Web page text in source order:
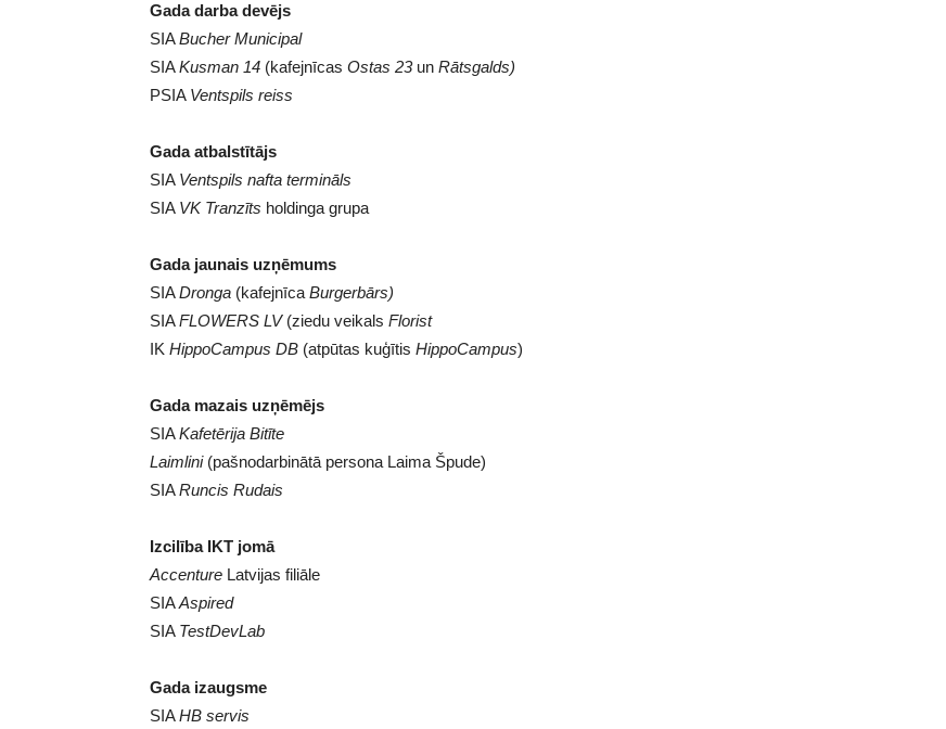
Gada darba devējs
SIABucher Municipal
SIAKusman 14 (kafejnīcas Ostas 23un Rātsgalds)
PSIA Ventspils reiss
Gada atbalstītājs
SIA Ventspils nafta termināls
SIA VK Tranzīts holdinga grupa
Gada jaunais uzņēmums
SIADronga (kafejnīca Burgerbārs)
SIAFLOWERS LV(ziedu veikals Florist
IK HippoCampus DB (atpūtas kuģītis HippoCampus)
Gada mazais uzņēmējs
SIAKafetērija Bitīte
Laimlini(pašnodarbinātā persona Laima Špude)
SIARuncis Rudais
Izcilība IKT jomā
Accenture Latvijas filiāle
SIAAspired
SIA TestDevLab
Gada izaugsme
SIAHB servis